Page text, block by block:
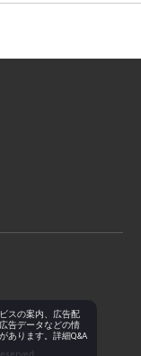
スの案内、広告配
告データなどの情
あります。詳細Q&A